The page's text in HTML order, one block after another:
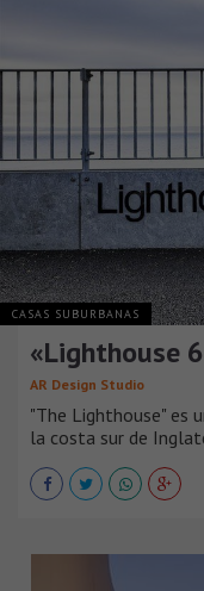
CASAS SUBURBANAS
«Lighthouse
AR Design Studio
"The Lighthouse" es
la costa sur de